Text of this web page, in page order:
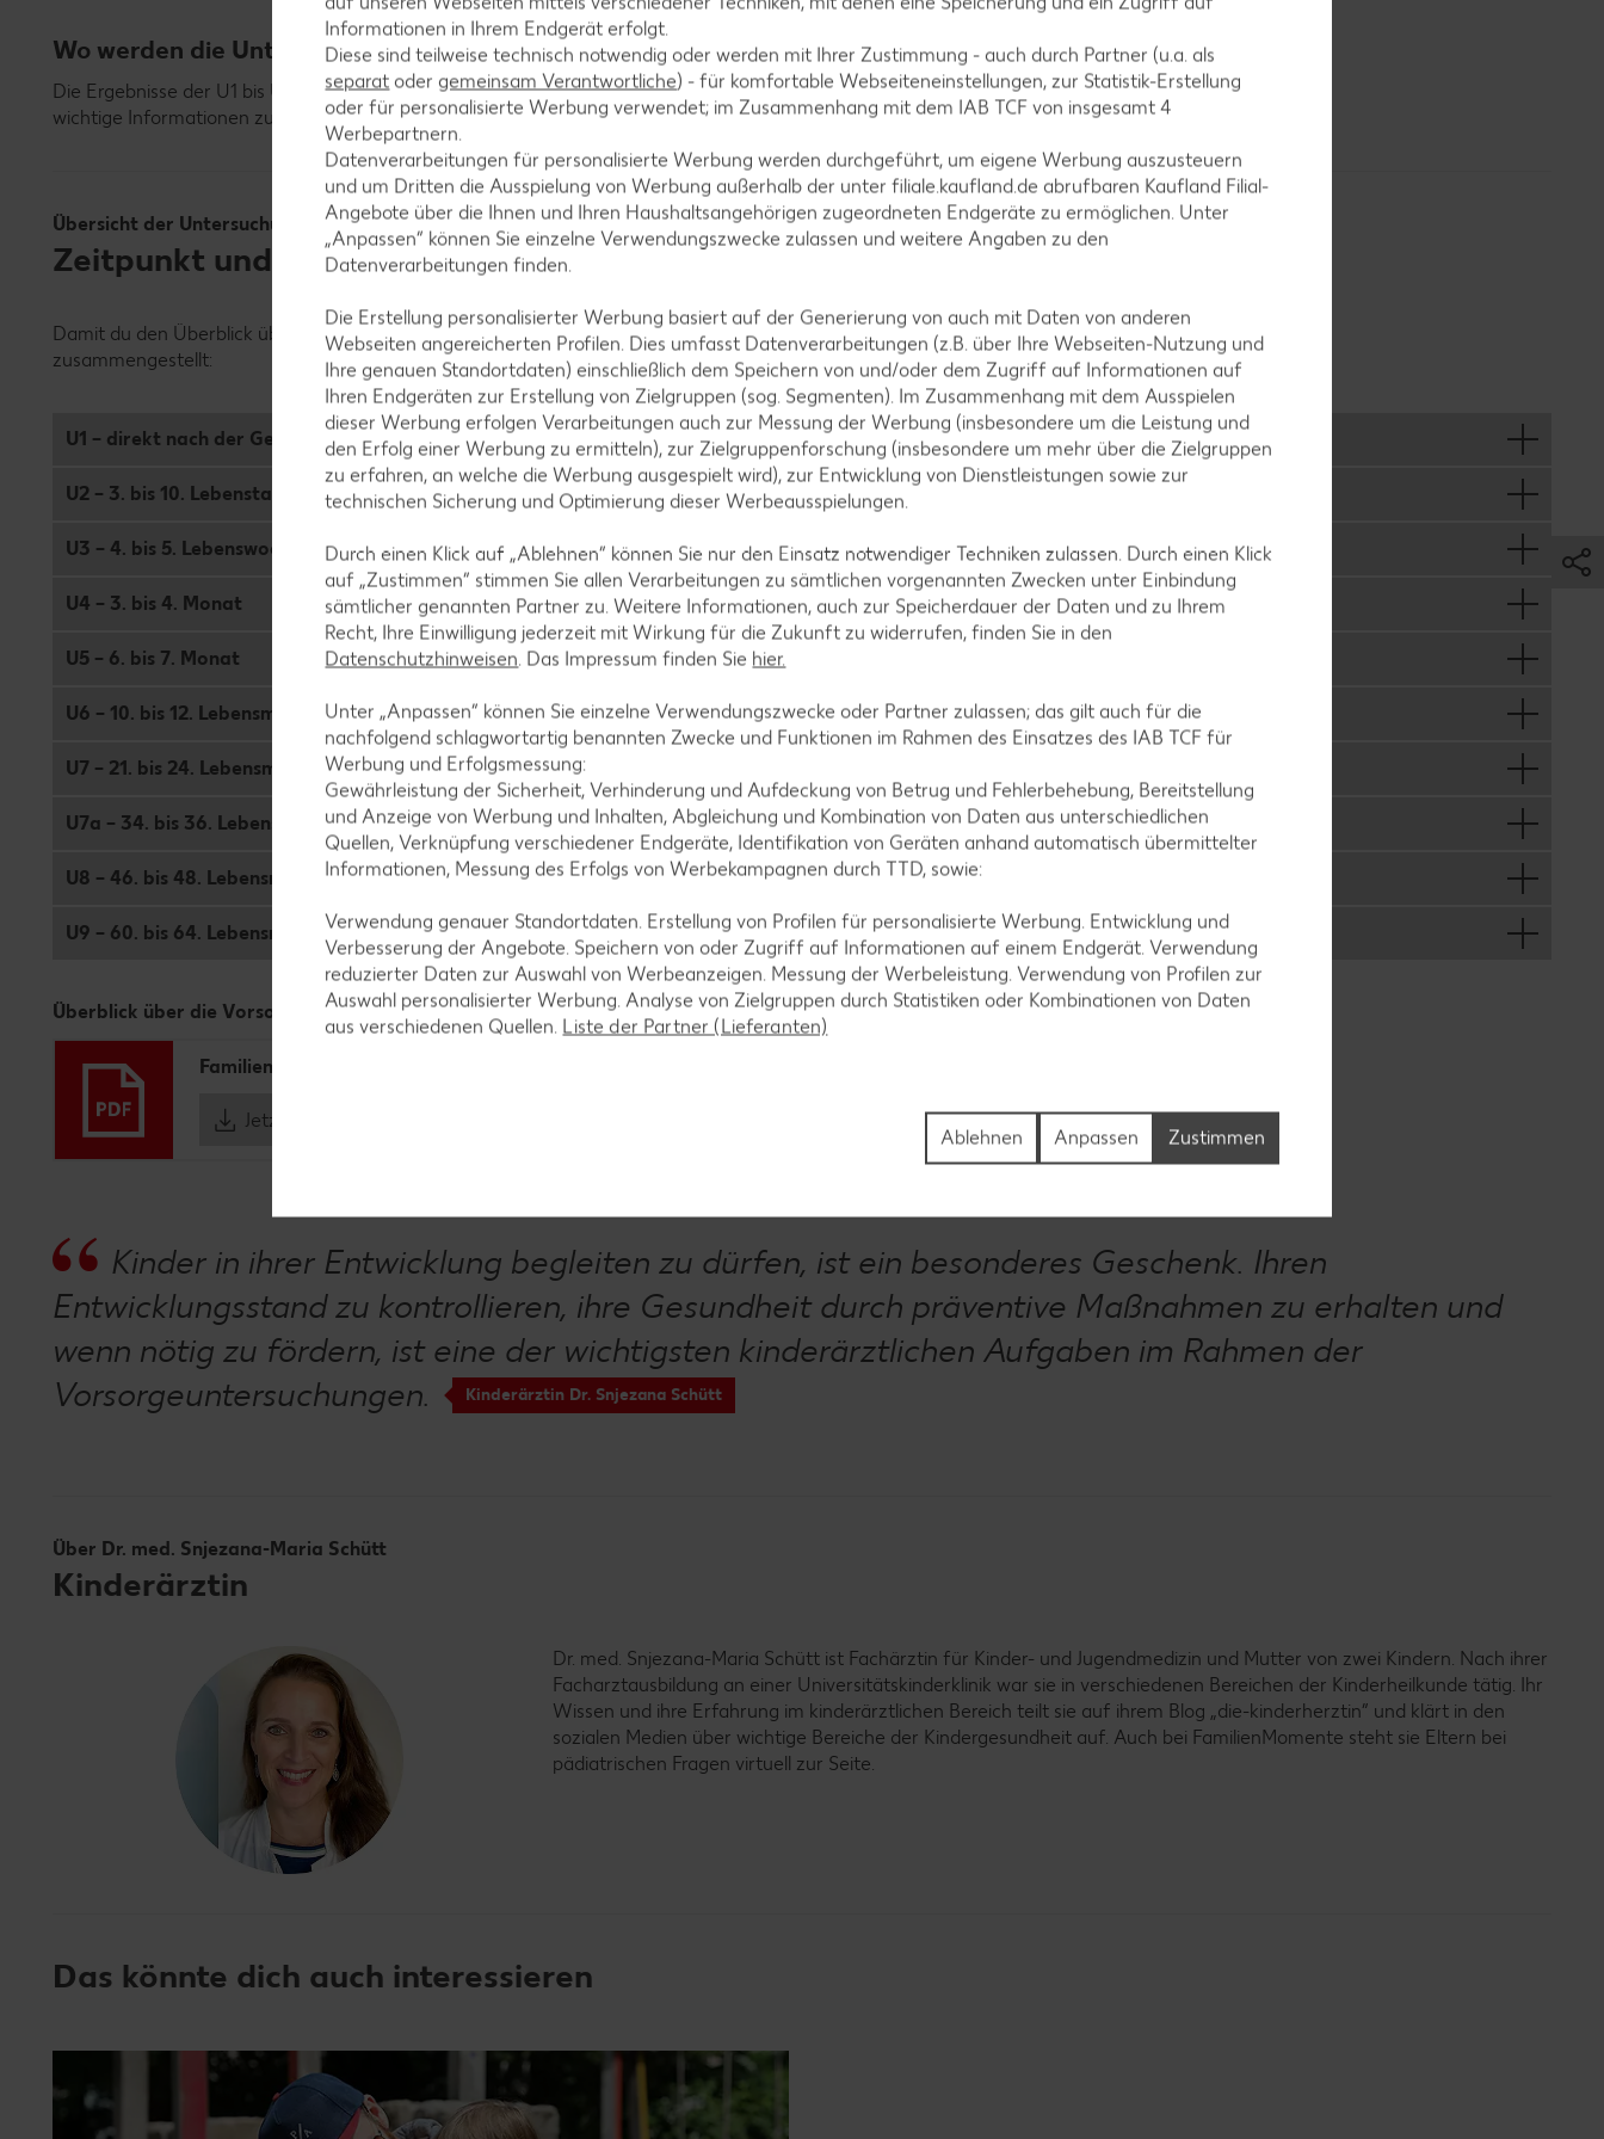
Wo werden die Untersuchungsergebnisse festgehalten?
Die Ergebnisse der U1 bis U9 werden vom Kinderarzt im gelben Untersuchungsheft dokumentiert. Das Heft enthält außerdem
wichtige Informationen zum Inhalt der jeweiligen Untersuchungen, sodass du dich bereits vorab darüber informieren kannst.
Übersicht der Untersuchungen
Zeitpunkt und Inhalte der U1 bis U9
Damit du den Überblick über die Vorsorgeuntersuchungen deines Schatzes nicht verlierst, haben wir dir eine Übersicht
zusammengestellt:
U1 – direkt nach der Geburt
U2 – 3. bis 10. Lebenstag
U3 – 4. bis 5. Lebenswoche
U4 – 3. bis 4. Monat
U5 – 6. bis 7. Monat
U6 – 10. bis 12. Lebensmonat
U7 – 21. bis 24. Lebensmonat
U7a – 34. bis 36. Lebensmonat
U8 – 46. bis 48. Lebensmonat
U9 – 60. bis 64. Lebensmonat
Überblick über die Vorsorgeuntersuchungen U1 bis U9 als Download
FamilienMomente - Untersuchungen
Jetzt herunterladen
Kinder in ihrer Entwicklung begleiten zu dürfen, ist ein besonderes Geschenk. Ihren
Entwicklungsstand zu kontrollieren, ihre Gesundheit durch präventive Maßnahmen zu erhalten und
wenn nötig zu fördern, ist eine der wichtigsten kinderärztlichen Aufgaben im Rahmen der
Vorsorgeuntersuchungen.
Kinderärztin Dr. Snjezana Schütt
Über Dr. med. Snjezana-Maria Schütt
Kinderärztin
Dr. med. Snjezana-Maria Schütt ist Fachärztin für Kinder- und Jugendmedizin und Mutter von zwei Kindern. Nach ihrer
Facharztausbildung an einer Universitätskinderklinik war sie in verschiedenen Bereichen der Kinderheilkunde tätig. Ihr
Wissen und ihre Erfahrung im kinderärztlichen Bereich teilt sie auf ihrem Blog „die-kinderherztin” und klärt in den
sozialen Medien über wichtige Bereiche der Kindergesundheit auf. Auch bei FamilienMomente steht sie Eltern bei
pädiatrischen Fragen virtuell zur Seite.
Das könnte dich auch interessieren
Informationen in Ihrem Endgerät erfolgt.
Diese sind teilweise technisch notwendig oder werden mit Ihrer Zustimmung - auch durch Partner (u.a. als
separat oder gemeinsam Verantwortliche) - für komfortable Webseiteneinstellungen, zur Statistik-Erstellung
oder für personalisierte Werbung verwendet; im Zusammenhang mit dem IAB TCF von insgesamt4
Werbepartnern.
Datenverarbeitungen für personalisierte Werbung werden durchgeführt, um eigene Werbung auszusteuern
und um Dritten die Ausspielung von Werbung außerhalb der unter filiale.kaufland.de abrufbaren Kaufland Filial-
Angebote über die Ihnen und Ihren Haushaltsangehörigen zugeordneten Endgeräte zu ermöglichen. Unter
„Anpassen“ können Sie einzelne Verwendungszwecke zulassen und weitere Angaben zu den
Datenverarbeitungen finden.
Die Erstellung personalisierter Werbung basiert auf der Generierung von auch mit Daten von anderen
Webseiten angereicherten Profilen. Dies umfasst Datenverarbeitungen (z.B. über Ihre Webseiten-Nutzung und
Ihre genauen Standortdaten) einschließlich dem Speichern von und/oder dem Zugriff auf Informationen auf
Ihren Endgeräten zur Erstellung von Zielgruppen (sog. Segmenten). Im Zusammenhang mit dem Ausspielen
dieser Werbung erfolgen Verarbeitungen auch zur Messung der Werbung (insbesondere um die Leistung und
den Erfolg einer Werbung zu ermitteln), zur Zielgruppenforschung (insbesondere um mehr über die Zielgruppen
zu erfahren, an welche die Werbung ausgespielt wird), zur Entwicklung von Dienstleistungen sowie zur
technischen Sicherung und Optimierung dieser Werbeausspielungen.
Durch einen Klick auf „Ablehnen“ können Sie nur den Einsatz notwendiger Techniken zulassen. Durch einen Klick
auf „Zustimmen“ stimmen Sie allen Verarbeitungen zu sämtlichen vorgenannten Zwecken unter Einbindung
sämtlicher genannten Partner zu. Weitere Informationen, auch zur Speicherdauer der Daten und zu Ihrem
Recht, Ihre Einwilligung jederzeit mit Wirkung für die Zukunft zu widerrufen, finden Sie in den
Datenschutzhinweisen. Das Impressum finden Sie hier.
Unter „Anpassen“ können Sie einzelne Verwendungszwecke oder Partner zulassen; das gilt auch für die
nachfolgend schlagwortartig benannten Zwecke und Funktionen im Rahmen des Einsatzes des IAB TCF für
Werbung und Erfolgsmessung:
Gewährleistung der Sicherheit, Verhinderung und Aufdeckung von Betrug und Fehlerbehebung, Bereitstellung
und Anzeige von Werbung und Inhalten, Abgleichung und Kombination von Daten aus unterschiedlichen
Quellen, Verknüpfung verschiedener Endgeräte, Identifikation von Geräten anhand automatisch übermittelter
Informationen, Messung des Erfolgs von Werbekampagnen durch TTD, sowie:
Verwendung genauer Standortdaten. Erstellung von Profilen für personalisierte Werbung. Entwicklung und
Verbesserung der Angebote. Speichern von oder Zugriff auf Informationen auf einem Endgerät. Verwendung
reduzierter Daten zur Auswahl von Werbeanzeigen. Messung der Werbeleistung. Verwendung von Profilen zur
Auswahl personalisierter Werbung. Analyse von Zielgruppen durch Statistiken oder Kombinationen von Daten
aus verschiedenen Quellen. Liste der Partner (Lieferanten)
Zustimmen
Anpassen
Ablehnen